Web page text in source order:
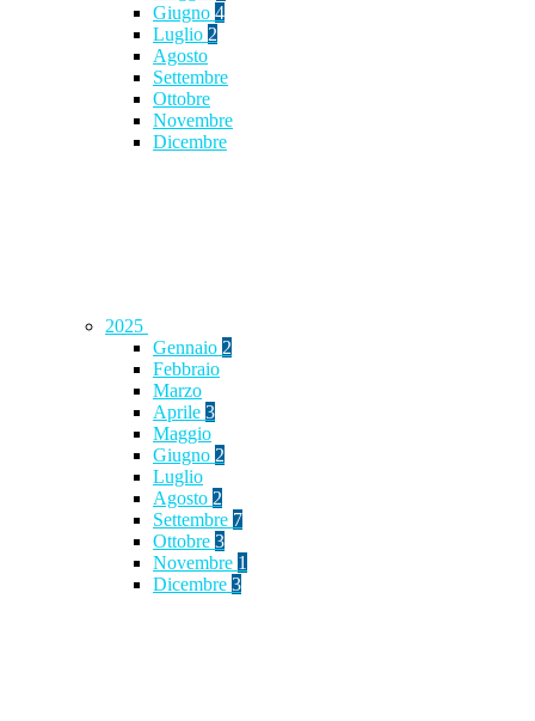
Giugno 4
Luglio 2
Agosto
Settembre
Ottobre
Novembre
Dicembre
2025
Gennaio 2
Febbraio
Marzo
Aprile 3
Maggio
Giugno 2
Luglio
Agosto 2
Settembre 7
Ottobre 3
Novembre 1
Dicembre 3